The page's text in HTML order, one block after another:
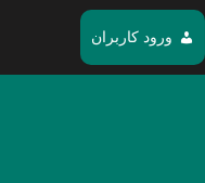
ورود کاربران